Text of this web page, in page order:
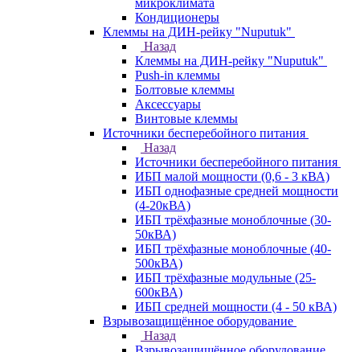
микроклимата
Кондиционеры
Клеммы на ДИН-рейку "Nuputuk"
Назад
Клеммы на ДИН-рейку "Nuputuk"
Push-in клеммы
Болтовые клеммы
Аксессуары
Винтовые клеммы
Источники бесперебойного питания
Назад
Источники бесперебойного питания
ИБП малой мощности (0,6 - 3 кВА)
ИБП однофазные средней мощности
(4-20кВА)
ИБП трёхфазные моноблочные (30-
50кВА)
ИБП трёхфазные моноблочные (40-
500кВА)
ИБП трёхфазные модульные (25-
600кВА)
ИБП средней мощности (4 - 50 кВА)
Взрывозащищённое оборудование
Назад